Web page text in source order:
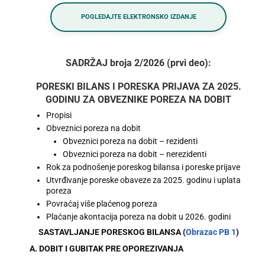
POGLEDAJTE ELEKTRONSKO IZDANJE
SADRŽAJ broja 2/2026 (prvi deo):
PORESKI BILANS I PORESKA PRIJAVA ZA 2025.
GODINU ZA OBVEZNIKE POREZA NA DOBIT
Propisi
Obveznici poreza na dobit
Obveznici poreza na dobit – rezidenti
Obveznici poreza na dobit – nerezidenti
Rok za podnošenje poreskog bilansa i poreske prijave
Utvrđivanje poreske obaveze za 2025. godinu i uplata
poreza
Povraćaj više plaćenog poreza
Plaćanje akontacija poreza na dobit u 2026. godini
SASTAVLJANJE PORESKOG BILANSA (Obrazac PB 1)
A. DOBIT I GUBITAK PRE OPOREZIVANJA